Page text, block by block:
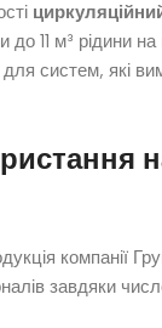
11 м³ рідини
систем, які
компанії
завдяки